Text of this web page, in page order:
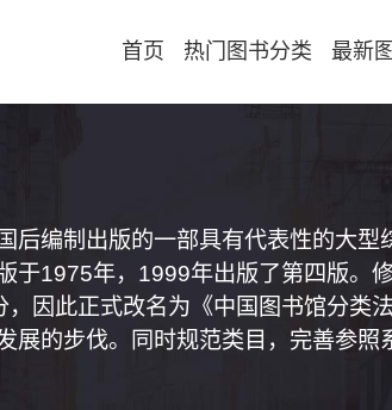
首页 热门图书分类 最新
后编制出版的一部具有代表性的大型
于1975年，1999年出版了第四版。
因此正式改名为《中国图书馆分类
的步伐。同时规范类目，完善参照